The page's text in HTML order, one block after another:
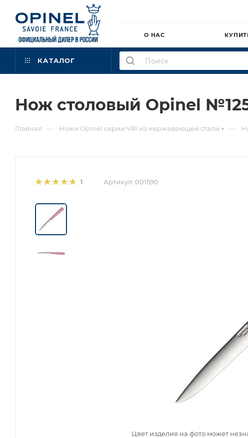
О НАС
КАТАЛОГ
Нож столовый Opinel
Главная — Ножи Opinel серии VRI из нержавеющей стали —
1 Артикул: 001590
Цвет изделия на фото может